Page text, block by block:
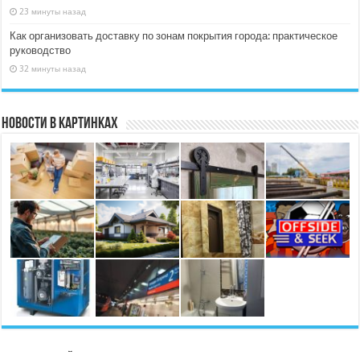
23 минуты назад
Как организовать доставку по зонам покрытия города: практическое
руководство
32 минуты назад
Новости в картинках